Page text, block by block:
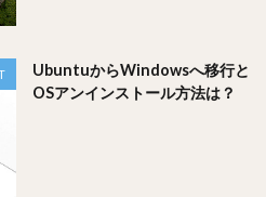
ックタウンまで飛行機、クック
さそうです！
がたくさんあってワクワクしま
UbuntuからWindowsへ移行と
OSアンインストール方法は？